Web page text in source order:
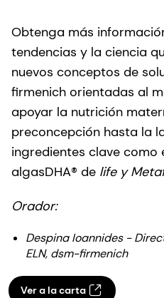
Obtenga más
tendencias y la ciencia
nuevos conceptos de
firmenich orientadas al
apoyar la nutrición
preconcepción hasta la
ingredientes clave como
algasDHA® de life y
Orador:
Despina Ioannides -
ELN, dsm-firmenich
Ver a la carta